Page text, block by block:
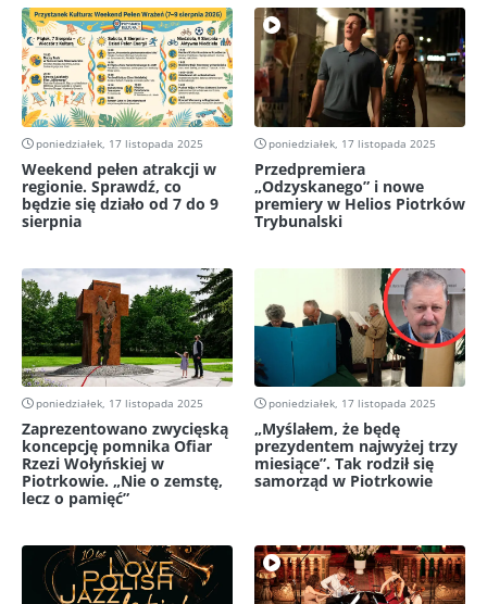
poniedziałek, 17 listopada 2025
Weekend pełen atrakcji w
regionie. Sprawdź, co
będzie się działo od 7 do 9
sierpnia
poniedziałek, 17 listopada 2025
Przedpremiera
„Odzyskanego” i nowe
premiery w Helios Piotrków
Trybunalski
poniedziałek, 17 listopada 2025
Zaprezentowano zwycięską
koncepcję pomnika Ofiar
Rzezi Wołyńskiej w
Piotrkowie. „Nie o zemstę,
lecz o pamięć”
poniedziałek, 17 listopada 2025
„Myślałem, że będę
prezydentem najwyżej trzy
miesiące”. Tak rodził się
samorząd w Piotrkowie